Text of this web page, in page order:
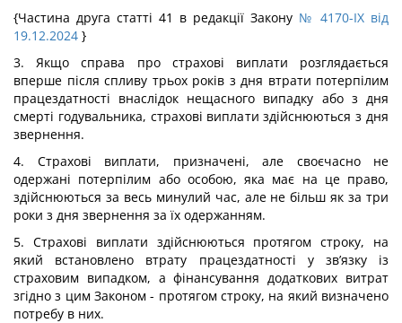
{Частина друга статті 41 в редакції Закону № 4170-IX від
19.12.2024 }
3. Якщо справа про страхові виплати розглядається
вперше після спливу трьох років з дня втрати потерпілим
працездатності внаслідок нещасного випадку або з дня
смерті годувальника, страхові виплати здійснюються з дня
звернення.
4. Страхові виплати, призначені, але своєчасно не
одержані потерпілим або особою, яка має на це право,
здійснюються за весь минулий час, але не більш як за три
роки з дня звернення за їх одержанням.
5. Страхові виплати здійснюються протягом строку, на
який встановлено втрату працездатності у зв’язку із
страховим випадком, а фінансування додаткових витрат
згідно з цим Законом - протягом строку, на який визначено
потребу в них.